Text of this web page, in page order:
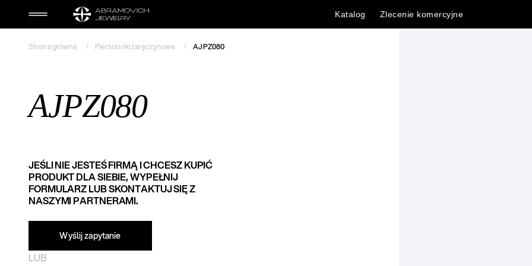
Katalog Zlecenie komercyjne
Strona główna Pierścionki zaręczynowe AJPZ080
AJPZ080
JEŚLI NIE JESTEŚ FIRMĄ I CHCESZ KUPIĆ
PRODUKT DLA SIEBIE, WYPEŁNIJ
FORMULARZ LUB SKONTAKTUJ SIĘ Z
NASZYMI PARTNERAMI.
Wyślij zapytanie​
LUB